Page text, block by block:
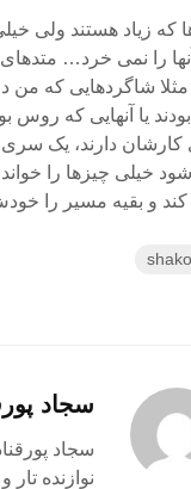
که زیاد هستند ولی
را نمی خرد…
مثلا شاگردهایی که
یا آنهایی که روس
کارشان دارند، یک سری
خیلی چیزها را
و بقیه مسیر را
سجاد
سجاد پورقناد
نوازنده